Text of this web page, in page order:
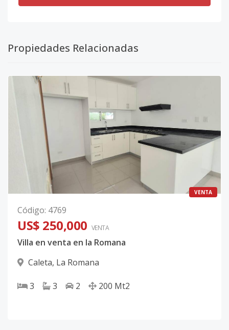
Propiedades Relacionadas
VENTA
Código: 4769
US$ 250,000 VENTA
Villa en venta en la Romana
Caleta, La Romana
3 3 2 200 Mt2